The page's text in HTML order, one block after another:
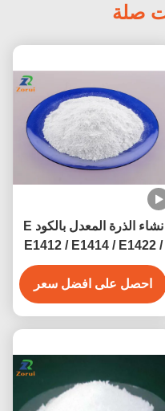
صلة
نشاء الذرة المعدل بالكود E
E1412 / E1414 / E1422 /
E1442
احصل على افضل سعر